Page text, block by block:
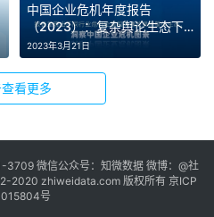
中国企业危机年度报告
（2023）：复杂舆论生态下
的企业危机应对新思路
2023年3月21日
看更多
微信公众号：知微数据 微博： @社
2020 zhiweidata.com 版权所有 京ICP
号